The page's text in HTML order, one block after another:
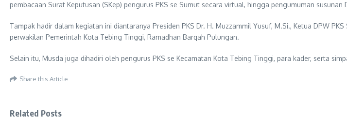
pembacaan Surat Keputusan (SKep) pengurus PKS se Sumut secara virtual, hingga pengumuman
Tampak hadir dalam kegiatan ini diantaranya Presiden PKS Dr. H. Muzzammil Yusuf, M.Si., Ketua DPW
perwakilan Pemerintah Kota Tebing Tinggi, Ramadhan Barqah Pulungan.
Selain itu, Musda juga dihadiri oleh pengurus PKS se Kecamatan Kota Tebing Tinggi, para kader, serta
Share this Article
Related Posts